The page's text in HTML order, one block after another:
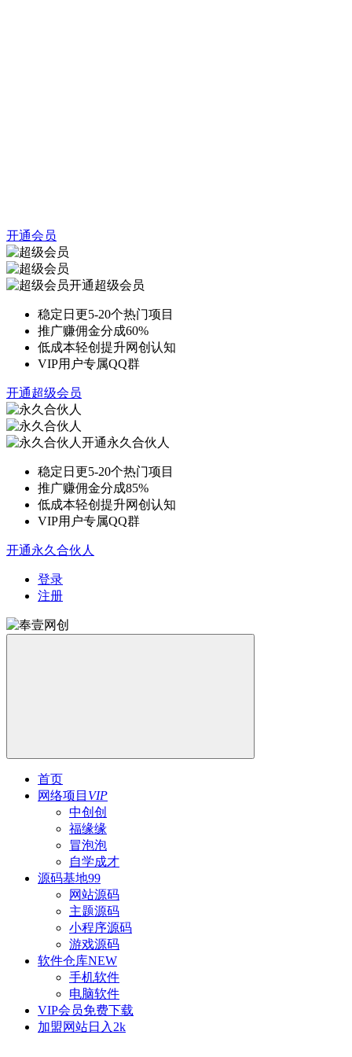
开通会员
开通超级会员
稳定日更5-20个热门项目
推广赚佣金分成60%
低成本轻创提升网创认知
VIP用户专属QQ群
开通超级会员
开通永久合伙人
稳定日更5-20个热门项目
推广赚佣金分成85%
低成本轻创提升网创认知
VIP用户专属QQ群
开通永久合伙人
登录
注册
首页
网络项目 VIP
中创创
福缘缘
冒泡泡
自学成才
源码基地99
网站源码
主题源码
小程序源码
游戏源码
软件仓库NEW
手机软件
电脑软件
VIP会员免费下载
加盟网站日入2k